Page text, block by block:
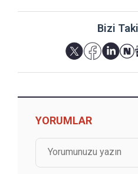
Bizi
YORUMLAR